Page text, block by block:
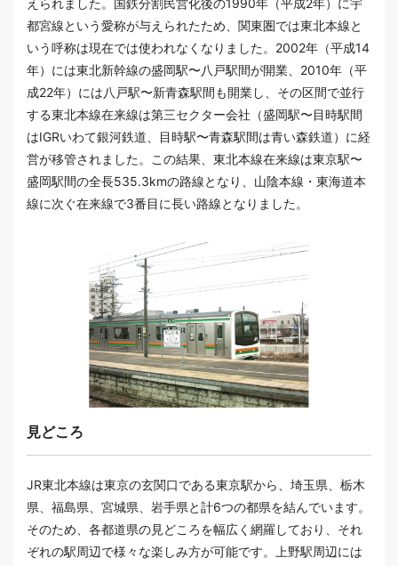
都宮線という愛称が与えられたため、関東圏では東北本線と
いう呼称は現在では使われなくなりました。2002年（平成14
年）には東北新幹線の盛岡駅〜八戸駅間が開業、2010年（平
成22年）には八戸駅〜新青森駅間も開業し、その区間で並行
する東北本線在来線は第三セクター会社（盛岡駅〜目時駅間
はIGRいわて銀河鉄道、目時駅〜青森駅間は青い森鉄道）に経
営が移管されました。この結果、東北本線在来線は東京駅〜
盛岡駅間の全長535.3kmの路線となり、山陰本線・東海道本
線に次ぐ在来線で3番目に長い路線となりました。
見どころ
JR東北本線は東京の玄関口である東京駅から、埼玉県、栃木
県、福島県、宮城県、岩手県と計6つの都県を結んでいます。
そのため、各都道県の見どころを幅広く網羅しており、それ
ぞれの駅周辺で様々な楽しみ方が可能です。上野駅周辺には